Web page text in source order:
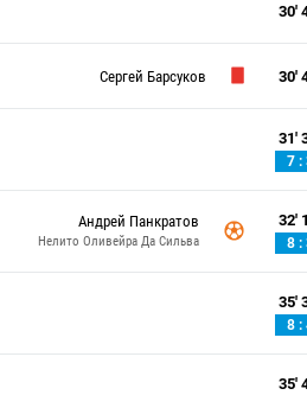
30'
Сергей Барсуков 30'
31'
7 :
Андрей Панкратов
Нелито Оливейра Да Сильва
32'
8 :
35'
8 :
35'